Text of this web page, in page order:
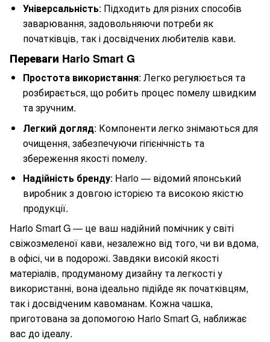
Універсальність: Підходить для різних способів
заварювання, задовольняючи потреби як
початківців, так і досвідчених любителів кави.
Переваги Hario Smart G
Простота використання: Легко регулюється та
розбирається, що робить процес помелу швидким
та зручним.
Легкий догляд: Компоненти легко знімаються для
очищення, забезпечуючи гігієнічність та
збереження якості помелу.
Надійність бренду: Hario — відомий японський
виробник з довгою історією та високою якістю
продукції.
Hario Smart G — це ваш надійний помічник у світі
свіжозмеленої кави, незалежно від того, чи ви вдома,
в офісі, чи в подорожі. Завдяки високій якості
матеріалів, продуманому дизайну та легкості у
використанні, вона ідеально підійде як початківцям,
так і досвідченим кавоманам. Кожна чашка,
приготована за допомогою Hario Smart G, наближає
вас до ідеалу.